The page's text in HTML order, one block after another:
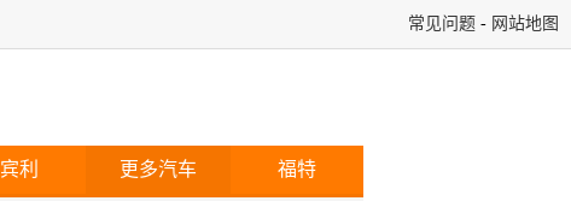
常见问题 - 网站地图
宾利 更多汽车 福特